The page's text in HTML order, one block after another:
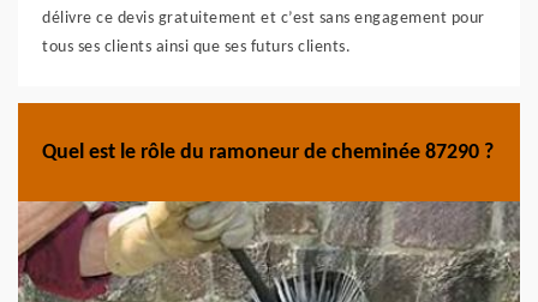
délivre ce devis gratuitement et c’est sans engagement pour
tous ses clients ainsi que ses futurs clients.
Quel est le rôle du ramoneur de cheminée 87290 ?